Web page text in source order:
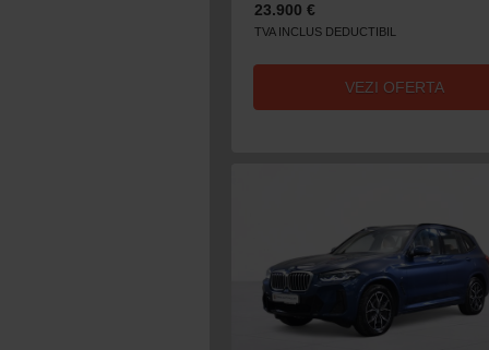
23.900 €
TVA INCLUS DEDUCTIBIL
VEZI OFERTA